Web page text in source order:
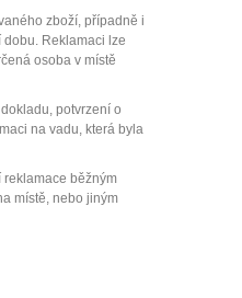
zboží, případně i
Reklamaci lze
osoba v místě
potvrzení o
na vadu, která byla
reklamace běžným
místě, nebo jiným